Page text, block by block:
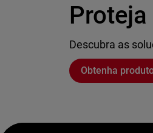
Descubra as
Obtenha